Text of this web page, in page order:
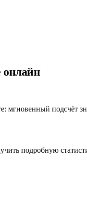
онлайн
мгновенный подсчёт
подробную